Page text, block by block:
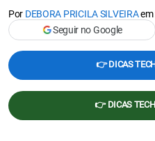
Por DEBORA PRICILA SILVEIRAem
Seguir no Google
👉 DICAS
👉 DICAS